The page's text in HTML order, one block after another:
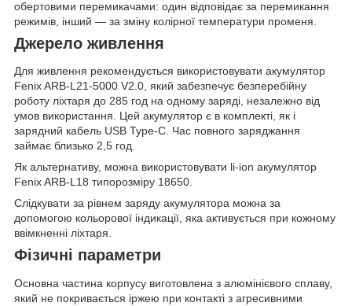
обертовими перемикачами: один відповідає за перемикання
режимів, інший — за зміну колірної температури променя.
Джерело живлення
Для живлення рекомендується використовувати акумулятор
Fenix ARB-L21-5000 V2.0, який забезпечує безперебійну
роботу ліхтаря до 285 год на одному заряді, незалежно від
умов використання. Цей акумулятор є в комплекті, як і
зарядний кабель USB Type-C. Час повного заряджання
займає близько 2,5 год.
Як альтернативу, можна використовувати li-ion акумулятор
Fenix ARB-L18 типорозміру 18650.
Слідкувати за рівнем заряду акумулятора можна за
допомогою кольорової індикації, яка активується при кожному
ввімкненні ліхтаря.
Фізичні параметри
Основна частина корпусу виготовлена з алюмінієвого сплаву,
який не покривається іржею при контакті з агресивними